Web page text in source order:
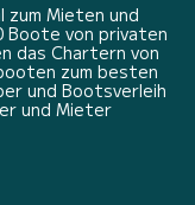
zum Mieten und
Boote von privaten
das Chartern von
zum besten
und Bootsverleih
und Mieter